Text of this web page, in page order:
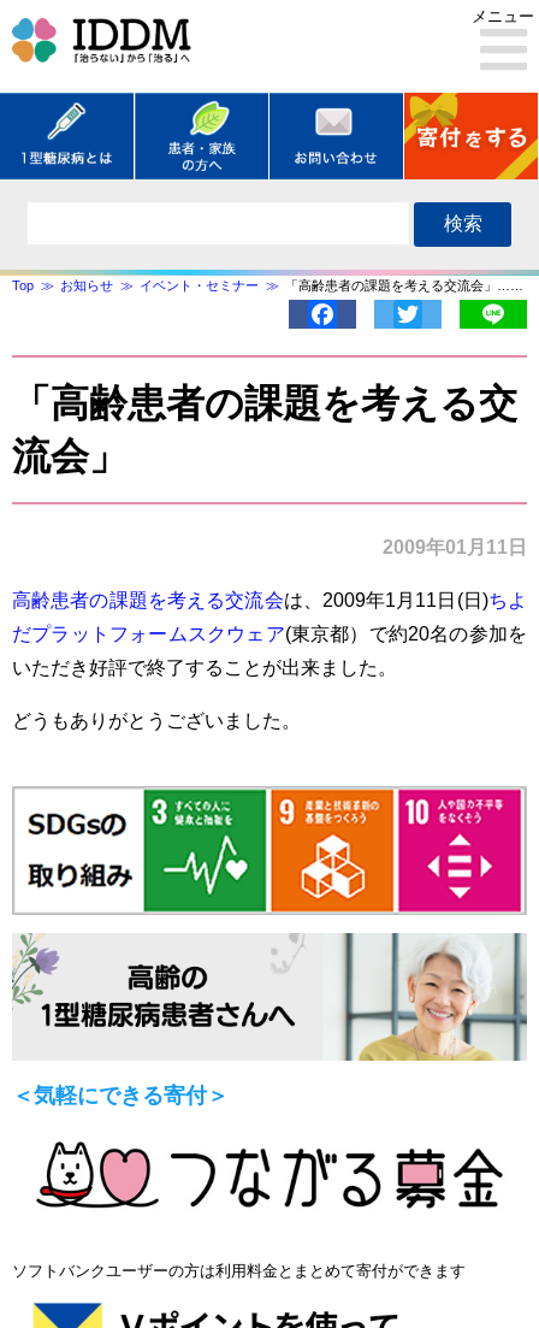
メニュー
検索
Top お知らせ イベント・セミナー 「高齢患者の課題を考える交流会」……
Facebook
「高齢患者の課題を考える交
流会」
2009年01月11日
高齢患者の課題を考える交流会は、2009年1月11日(日)ちよ
だプラットフォームスクウェア(東京都）で約20名の参加を
いただき好評で終了することが出来ました。
どうもありがとうございました。
＜気軽にできる寄付＞
ソフトバンクユーザーの方は利用料金とまとめて寄付ができます